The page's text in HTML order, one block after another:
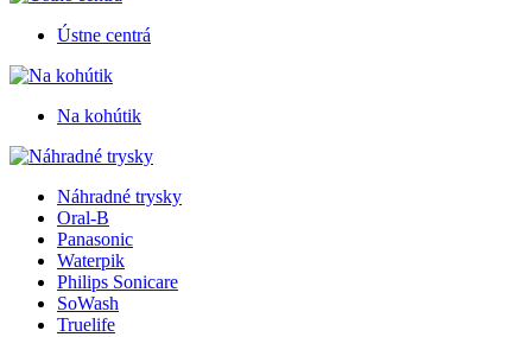
Ústne centrá
Na kohútik
Náhradné trysky
Oral-B
Panasonic
Waterpik
Philips Sonicare
SoWash
Truelife